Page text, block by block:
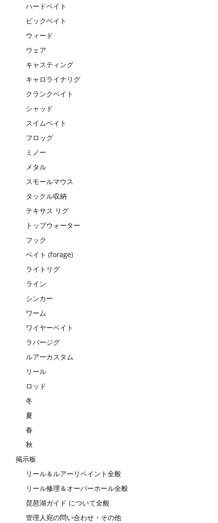
ハードベイト
ビックベイト
ウィード
ウェア
キャスティング
キャロライナリグ
クランクベイト
シャッド
スイムベイト
フロッグ
ミノー
メタル
スモールマウス
タックル収納
テキサス リグ
トップウォーター
フック
ベイト (forage)
ライトリグ
ライン
シンカー
ワーム
ワイヤーベイト
ラバージグ
ルアーカスタム
リール
ロッド
冬
夏
春
秋
掲示板
リール＆ルアーリペイント全般
リール修理＆オーバーホール全般
琵琶湖ガイド について全般
管理人宛の問い合わせ・その他